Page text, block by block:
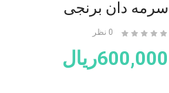
سرمه دان برنجی
0 نظر
600,000ریال